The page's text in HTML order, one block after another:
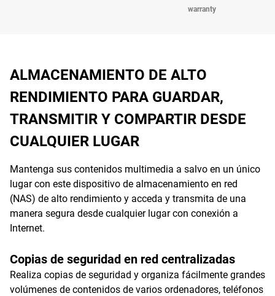
warranty
ALMACENAMIENTO DE ALTO
RENDIMIENTO PARA GUARDAR,
TRANSMITIR Y COMPARTIR DESDE
CUALQUIER LUGAR
Mantenga sus contenidos multimedia a salvo en un único
lugar con este dispositivo de almacenamiento en red
(NAS) de alto rendimiento y acceda y transmita de una
manera segura desde cualquier lugar con conexión a
Internet.
Copias de seguridad en red centralizadas
Realiza copias de seguridad y organiza fácilmente grandes
volúmenes de contenidos de varios ordenadores, teléfonos